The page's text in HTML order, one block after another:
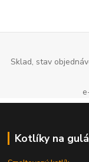
Sklad, stav
Kotlíky na